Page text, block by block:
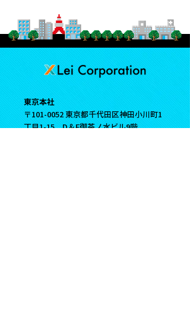
東京本社
〒101-0052 東京都千代田区神田小川町1
丁目1-15 D＆F御茶ノ水ビル9階